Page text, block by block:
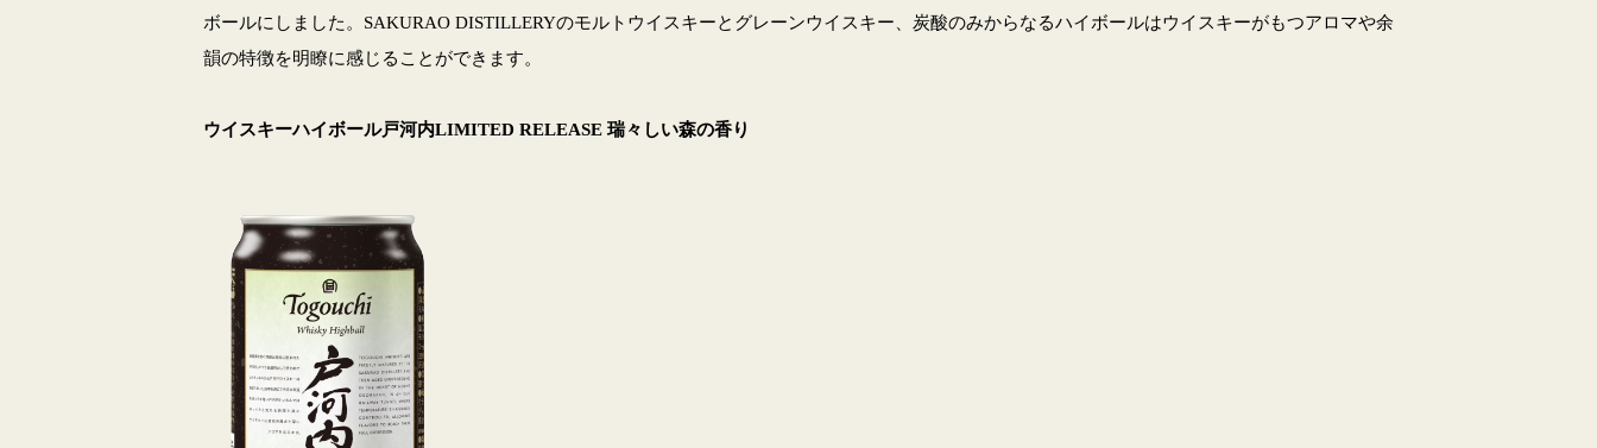
ボールにしました。SAKURAO DISTILLERYのモルトウイスキーとグレーンウイスキー、炭酸のみからなるハイボールはウイスキーがもつアロマや余
韻の特徴を明瞭に感じることができます。
ウイスキーハイボール戸河内LIMITED RELEASE 瑞々しい森の香り